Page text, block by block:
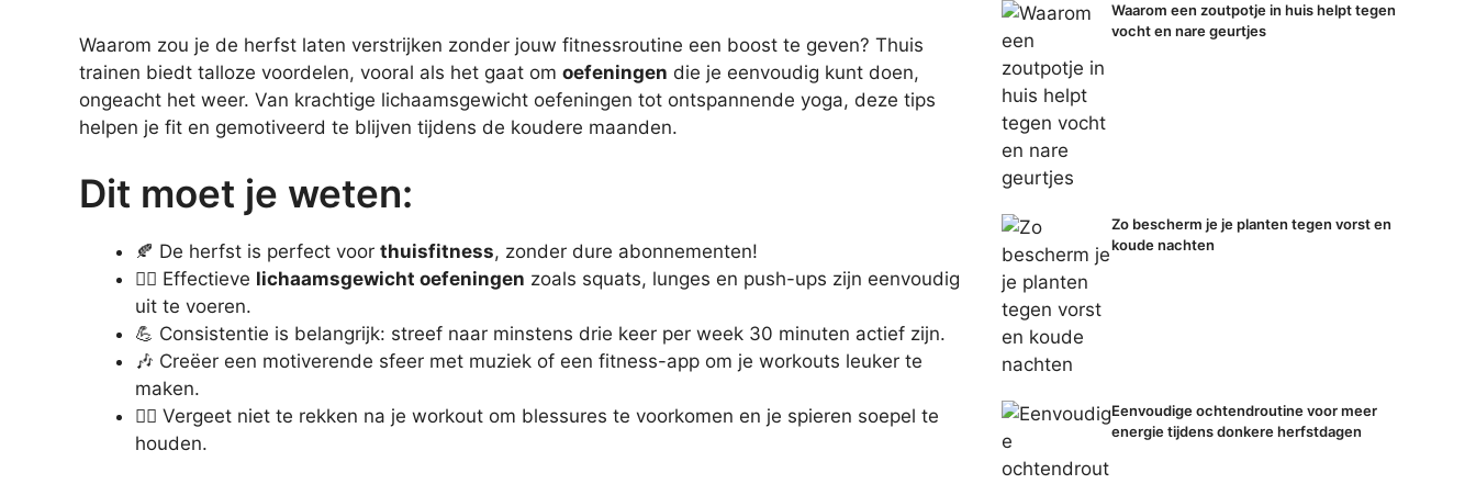
Waarom zou je de herfst laten verstrijken zonder jouw fitnessroutine een boost te geven? Thuis
trainen biedt talloze voordelen, vooral als het gaat om oefeningen die je eenvoudig kunt doen,
ongeacht het weer. Van krachtige lichaamsgewicht oefeningen tot ontspannende yoga, deze tips
helpen je fit en gemotiveerd te blijven tijdens de koudere maanden.
Dit moet je weten:
🍂 De herfst is perfect voor thuisfitness, zonder dure abonnementen!
🏋️‍♂️ Effectieve lichaamsgewicht oefeningen zoals squats, lunges en push-ups zijn eenvoudig
uit te voeren.
💪 Consistentie is belangrijk: streef naar minstens drie keer per week 30 minuten actief zijn.
🎶 Creëer een motiverende sfeer met muziek of een fitness-app om je workouts leuker te
maken.
🧘‍♀️ Vergeet niet te rekken na je workout om blessures te voorkomen en je spieren soepel te
houden.
Waarom een zoutpotje in huis helpt tegen
vocht en nare geurtjes
Zo bescherm je je planten tegen vorst en
koude nachten
Eenvoudige ochtendroutine voor meer
energie tijdens donkere herfstdagen